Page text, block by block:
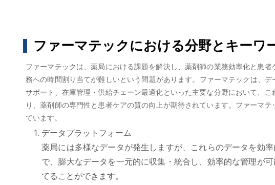
ファーマテックにおける分野とキーワ
ファーマテックは、薬局における課題を解決し、薬剤師の業務効率化と患
務への時間割り当てが難しいという問題があります。ファーマテックは、
サポート、在庫管理・供給チェーン最適化といった主要な分野において、
り、薬剤師の専門性と患者ケアの質の向上が期待されています。ファーマ
ています。
データプラットフォーム
薬局には多様なデータが発生しますが、これらのデータを効
で、膨大なデータを一元的に収集・統合し、効率的な管理が
てることができます。